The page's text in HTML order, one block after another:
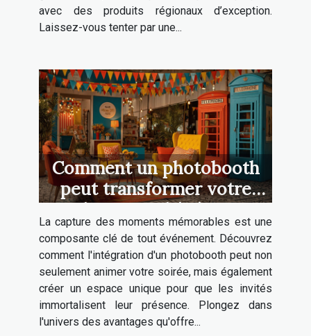
avec des produits régionaux d’exception.
Laissez-vous tenter par une...
Comment un photobooth
peut transformer votre
prochain grand événement
La capture des moments mémorables est une
composante clé de tout événement. Découvrez
comment l'intégration d'un photobooth peut non
seulement animer votre soirée, mais également
créer un espace unique pour que les invités
immortalisent leur présence. Plongez dans
l'univers des avantages qu'offre...